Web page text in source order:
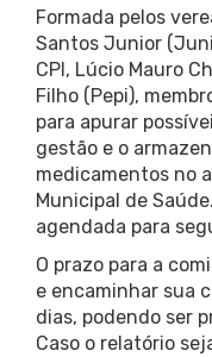
Formada pelos
Santos Junior
CPI, Lúcio Mauro
Filho (Pepi),
para apurar
gestão e o
medicamentos no
Municipal de
agendada para
O prazo para a
e encaminhar sua
dias, podendo ser
Caso o relatório